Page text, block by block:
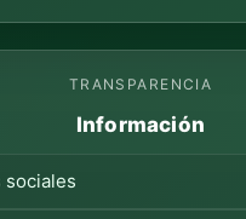
TRANSPARENCIA
Información
sociales